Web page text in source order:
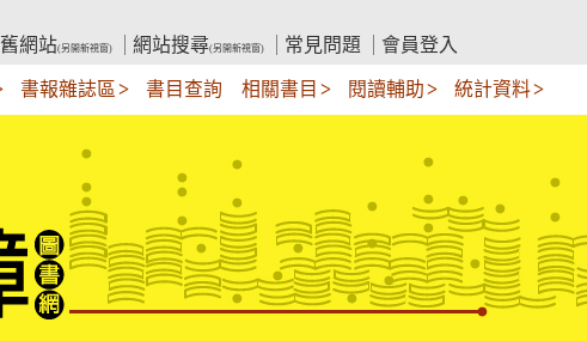
舊網站(另開新視窗) 網站搜尋(另開新視窗) 常見問題 會員登入
書報雜誌區 書目查詢 相關書目 閱讀輔助 統計資料